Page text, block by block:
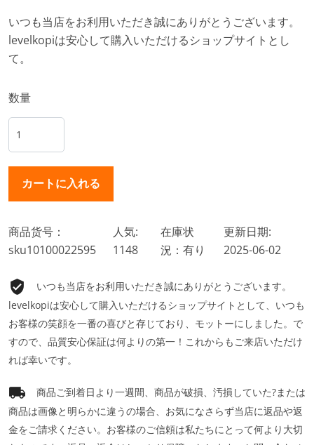
いつも当店をお利用いただき誠にありがとうございます。
levelkopiは安心して購入いただけるショップサイトとし
て。
数量
商品货号：
sku10100022595
人気:
1148
在庫状
況：有り
更新日期:
2025-06-02
いつも当店をお利用いただき誠にありがとうございます。
levelkopiは安心して購入いただけるショップサイトとして、いつも
お客様の笑顔を一番の喜びと存じており、モットーにしました。で
すので、品質安心保証は何よりの第一！これからもご来店いただけ
れば幸いです。
商品ご到着日より一週間、商品が破損、汚損していた?または
商品は画像と明らかに違うの場合、お気になさらず当店に返品や返
金をご請求ください。お客様のご信頼は私たちにとって何より大切